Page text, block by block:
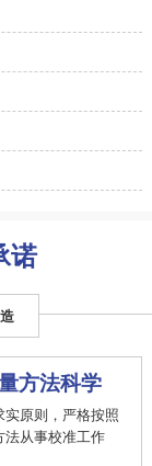
诺
方法科学
实原则，严格按照
法从事校准工作